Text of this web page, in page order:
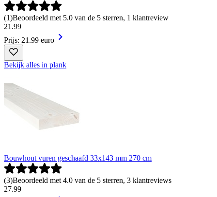
(1)Beoordeeld met 5.0 van de 5 sterren, 1 klantreview
21 .99
Prijs: 21.99 euro
Bekijk alles in plank
Bouwhout vuren geschaafd 33x143 mm 270 cm
(3)Beoordeeld met 4.0 van de 5 sterren, 3 klantreviews
27.99